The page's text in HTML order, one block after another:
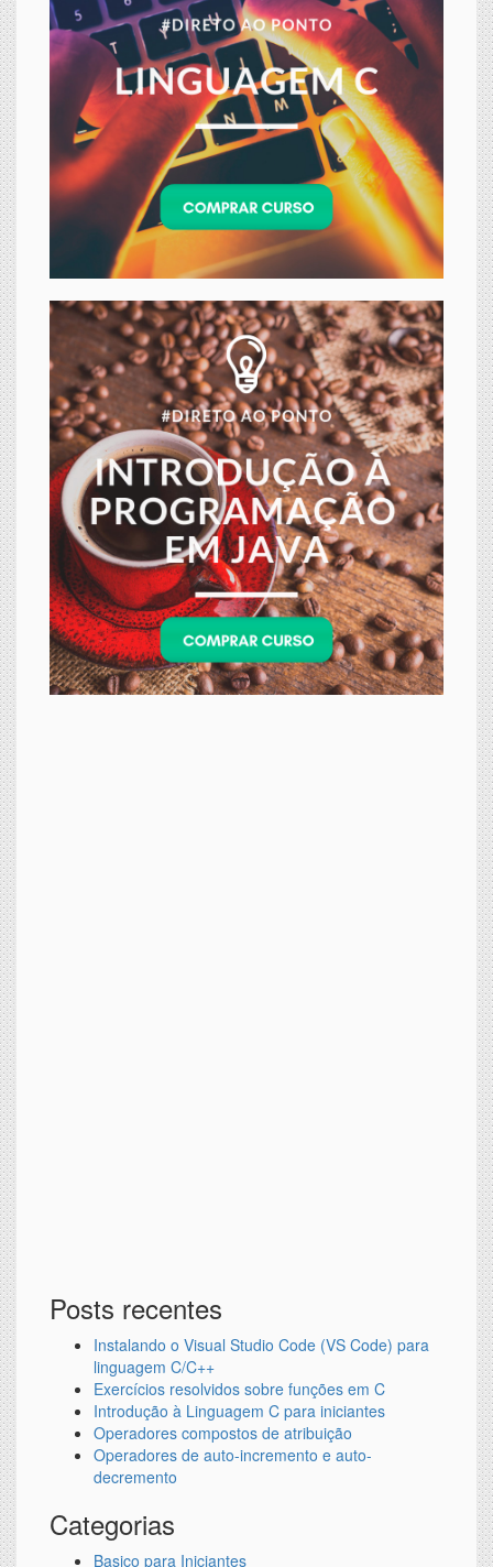
Posts recentes
Instalando o Visual Studio Code (VS Code) para
linguagem C/C++
Exercícios resolvidos sobre funções em C
Introdução à Linguagem C para iniciantes
Operadores compostos de atribuição
Operadores de auto-incremento e auto-
decremento
Categorias
Basico para Iniciantes